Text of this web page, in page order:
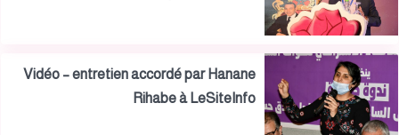
Vidéo – entretien accordé par Hanane
Rihabe à LeSiteInfo